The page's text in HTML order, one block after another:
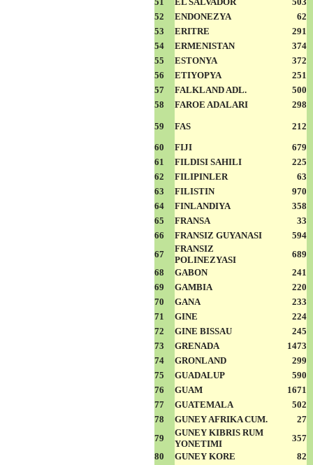
52
ENDONEZYA
62
53
ERITRE
291
54
ERMENISTAN
374
55
ESTONYA
372
56
ETIYOPYA
251
57
FALKLAND ADL.
500
58
FAROE ADALARI 298
59 FAS
212
60
FIJI
679
61
FILDISI SAHILI
225
62
FILIPINLER
63
63
FILISTIN
970
64
FINLANDIYA
358
65
FRANSA
33
66
FRANSIZ GUYANASI
594
67
FRANSIZ
POLINEZYASI
689
68
GABON
241
69
GAMBIA
220
70
GANA
233
71
GINE
224
72
GINE BISSAU
245
73
GRENADA
1473
74
GRONLAND
299
75
GUADALUP
590
76
GUAM
1671
77
GUATEMALA
502
78
GUNEY AFRIKA CUM.
27
79
GUNEY KIBRIS RUM
YONETIMI
357
80
GUNEY KORE
82